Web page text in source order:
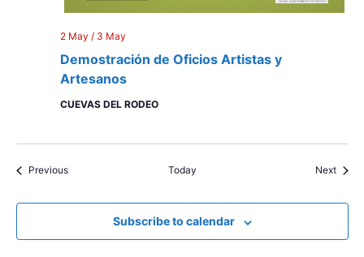
Demostración de Oficios Artistas y
Artesanos
2 May / 3 May
CUEVAS DEL RODEO
PreviousEvents Today Next
Subscribe to calendar